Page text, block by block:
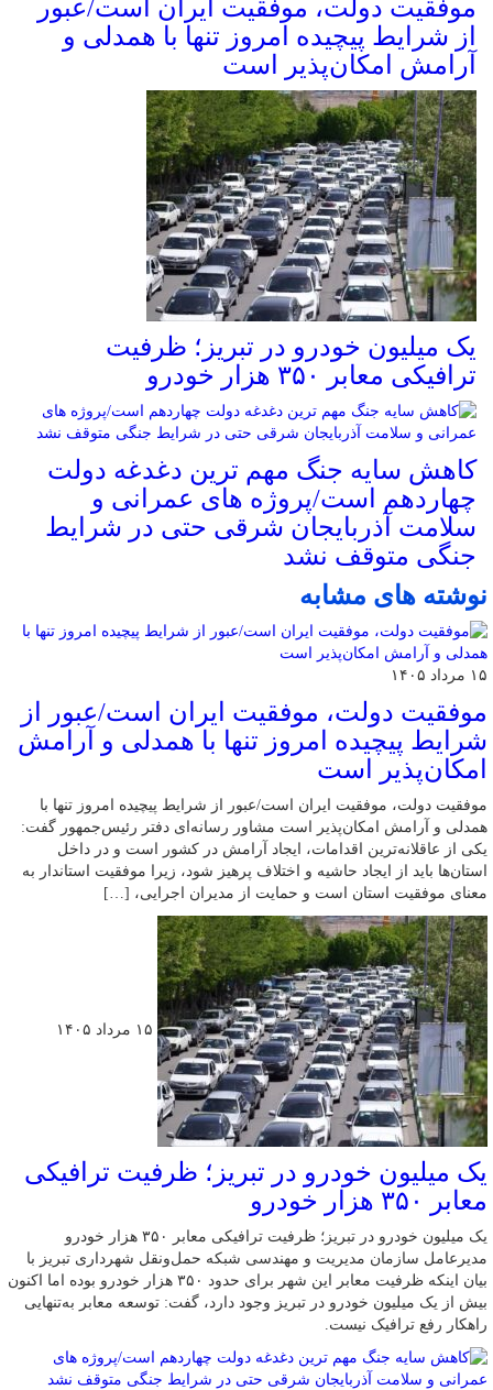
موفقیت دولت، موفقیت ایران است/عبور
از شرایط پیچیده امروز تنها با همدلی و
آرامش امکان‌پذیر است
یک میلیون خودرو در تبریز؛ ظرفیت
ترافیکی معابر ۳۵۰ هزار خودرو
کاهش سایه جنگ مهم ‌ترین دغدغه دولت
چهاردهم است/پروژه ‌های عمرانی و
سلامت آذربایجان شرقی حتی در شرایط
جنگی متوقف نشد
نوشته های مشابه
۱۵ مرداد ۱۴۰۵
موفقیت دولت، موفقیت ایران است/عبور از
شرایط پیچیده امروز تنها با همدلی و آرامش
امکان‌پذیر است
موفقیت دولت، موفقیت ایران است/عبور از شرایط پیچیده امروز تنها با
همدلی و آرامش امکان‌پذیر است مشاور رسانه‌ای دفتر رئیس‌جمهور گفت:
یکی از عاقلانه‌ترین اقدامات، ایجاد آرامش در کشور است و در داخل
استان‌ها باید از ایجاد حاشیه و اختلاف پرهیز شود، زیرا موفقیت استاندار به
معنای موفقیت استان است و حمایت از مدیران اجرایی، […]
۱۵ مرداد ۱۴۰۵
یک میلیون خودرو در تبریز؛ ظرفیت ترافیکی
معابر ۳۵۰ هزار خودرو
یک میلیون خودرو در تبریز؛ ظرفیت ترافیکی معابر ۳۵۰ هزار خودرو
مدیرعامل سازمان مدیریت و مهندسی شبکه حمل‌ونقل شهرداری تبریز با
بیان اینکه ظرفیت معابر این شهر برای حدود ۳۵۰ هزار خودرو بوده اما اکنون
بیش از یک میلیون خودرو در تبریز وجود دارد، گفت: توسعه معابر به‌تنهایی
راهکار رفع ترافیک نیست.